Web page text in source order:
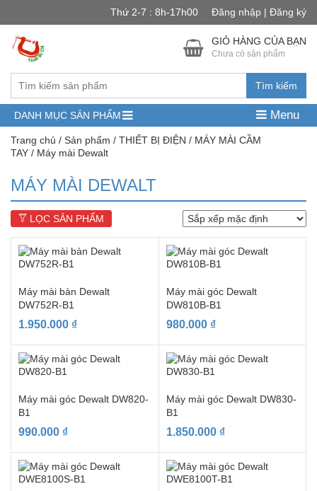
Thứ 2-7 : 8h-17h00 Đăng nhập | Đăng ký
Tìm kiếm
GIỎ HÀNG CỦA BẠN
Chưa có sản phẩm
DANH MỤC SẢN PHẨM Menu
Trang chủ / Sản phẩm / THIẾT BỊ ĐIỆN / MÁY MÀI CẦM
TAY / Máy mài Dewalt
MÁY MÀI DEWALT
LỌC SẢN PHẨM
Máy mài bàn Dewalt
DW752R-B1
1.950.000 ₫
Máy mài góc Dewalt
DW810B-B1
980.000 ₫
Máy mài góc Dewalt DW820-
B1
990.000 ₫
Máy mài góc Dewalt DW830-
B1
1.850.000 ₫